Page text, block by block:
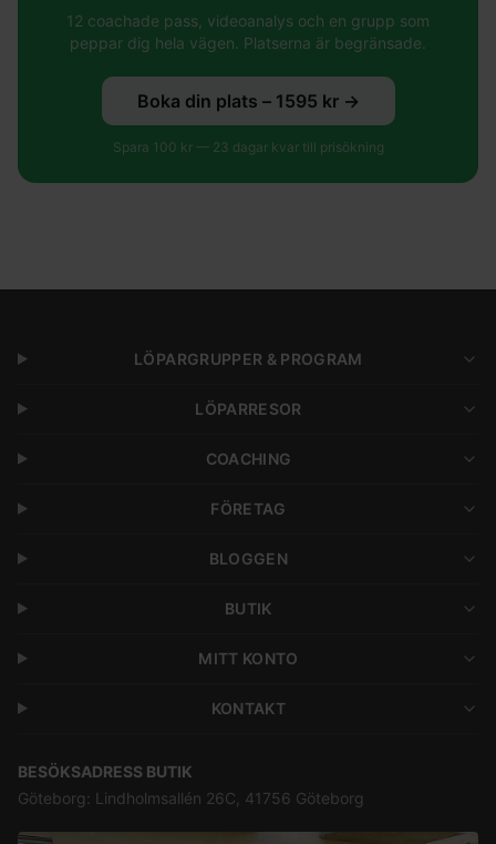
12 coachade pass, videoanalys och en grupp som
peppar dig hela vägen. Platserna är begränsade.
Boka din plats – 1595 kr →
Spara 100 kr — 23 dagar kvar till prisökning
LÖPARGRUPPER & PROGRAM
LÖPARRESOR
COACHING
FÖRETAG
BLOGGEN
BUTIK
MITT KONTO
KONTAKT
BESÖKSADRESS BUTIK
Göteborg: Lindholmsallén 26C, 41756 Göteborg